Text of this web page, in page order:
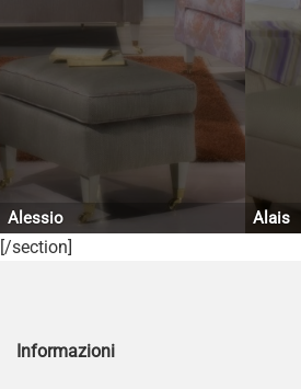
Alessio Alais
[/section]
Informazioni